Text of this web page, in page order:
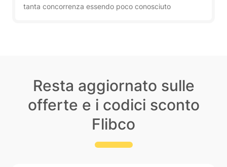
tanta concorrenza essendo poco conosciuto
Resta aggiornato sulle
offerte e i codici sconto
Flibco